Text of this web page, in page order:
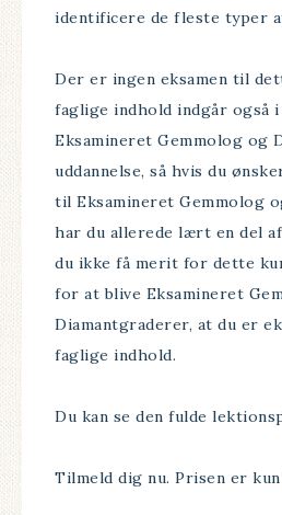
identificere de fleste typer
Der er ingen eksamen til
faglige indhold indgår også
Eksamineret Gemmolog og
uddannelse, så hvis du
til Eksamineret Gemmolog
har du allerede lært en del
du ikke få merit for dette
for at blive Eksamineret
Diamantgraderer, at du er
faglige indhold.
Du kan se den fulde
Tilmeld dig nu. Prisen er